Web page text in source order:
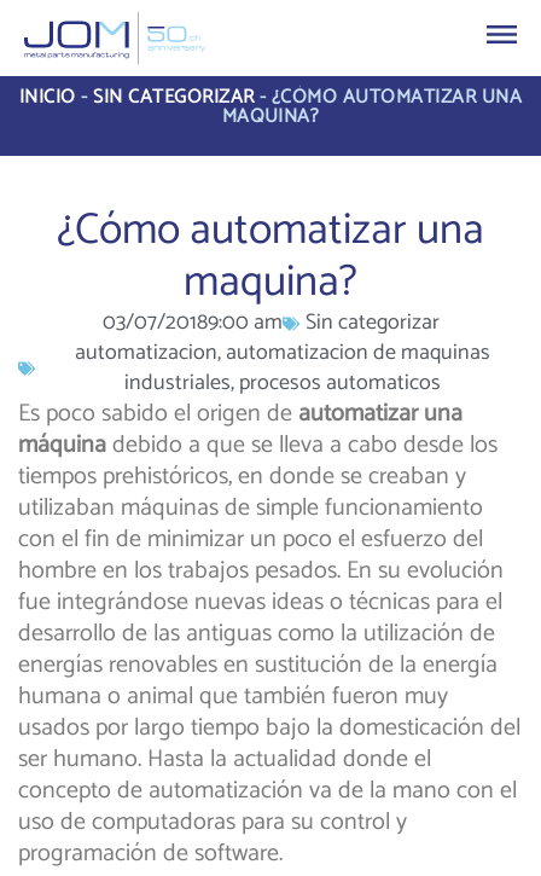
INICIO-SIN CATEGORIZAR-¿CÓMO AUTOMATIZAR UNA
MAQUINA?
¿Cómo automatizar una
maquina?
03/07/20189:00 am
Sin categorizar
automatizacion,automatizacion de maquinas
industriales,procesos automaticos
Es poco sabido el origen deautomatizar una
máquinadebido a que se lleva a cabo desde los
tiempos prehistóricos, en donde se creaban y
utilizaban máquinas de simple funcionamiento
con el fin de minimizar un poco el esfuerzo del
hombre en los trabajos pesados. En su evolución
fue integrándose nuevas ideas o técnicas para el
desarrollo de las antiguas como la utilización de
energías renovables en sustitución de la energía
humana o animal que también fueron muy
usados por largo tiempo bajo la domesticación del
ser humano. Hasta la actualidad donde el
concepto de automatización va de la mano con el
uso de computadoras para su control y
programación de software.